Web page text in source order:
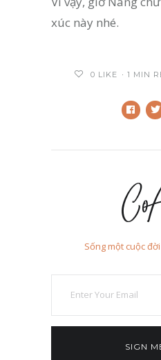
xúc này nhé.
0 LIKE 1 MIN
Sống một cuộc
SIGN